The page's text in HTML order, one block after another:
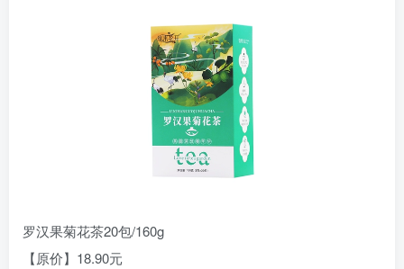
罗汉果菊花茶20包/160g
【原价】18.90元